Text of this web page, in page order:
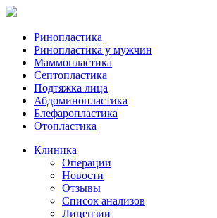
Ринопластика
Ринопластика у мужчин
Маммопластика
Септопластика
Подтяжка лица
Абдоминопластика
Блефаропластика
Отопластика
Клиника
Операции
Новости
Отзывы
Список анализов
Лицензии